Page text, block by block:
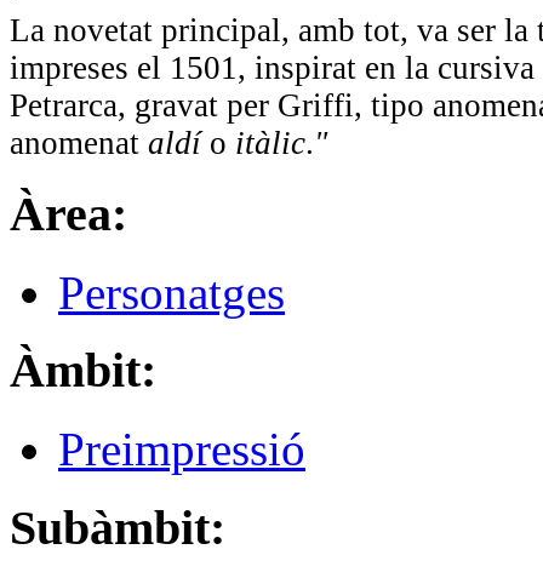
La novetat principal, amb tot, va ser
impreses el 1501, inspirat en la
Petrarca, gravat per Griffi, tipo
anomenat aldío itàlic."
Àrea:
Personatges
Àmbit:
Preimpressió
Subàmbit: